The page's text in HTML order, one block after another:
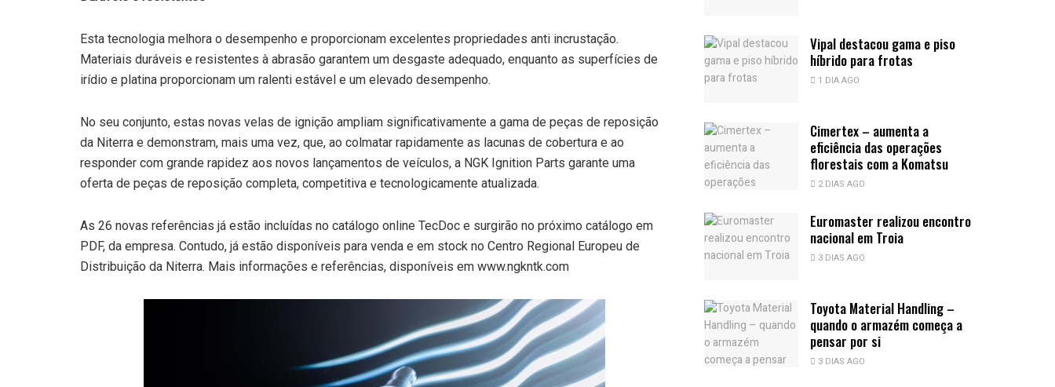
Esta tecnologia melhora o desempenho e proporcionam excelentes propriedades anti incrustação.
Materiais duráveis e resistentes à abrasão garantem um desgaste adequado, enquanto as superfícies de
irídio e platina proporcionam um ralenti estável e um elevado desempenho.
No seu conjunto, estas novas velas de ignição ampliam significativamente a gama de peças de reposição
da Niterra e demonstram, mais uma vez, que, ao colmatar rapidamente as lacunas de cobertura e ao
responder com grande rapidez aos novos lançamentos de veículos, a NGK Ignition Parts garante uma
oferta de peças de reposição completa, competitiva e tecnologicamente atualizada.
As 26 novas referências já estão incluídas no catálogo online TecDoc e surgirão no próximo catálogo em
PDF, da empresa. Contudo, já estão disponíveis para venda e em stock no Centro Regional Europeu de
Distribuição da Niterra. Mais informações e referências, disponíveis em www.ngkntk.com
Vipal destacou gama e piso
híbrido para frotas
1 DIA AGO
Cimertex – aumenta a
eficiência das operações
florestais com a Komatsu
2 DIAS AGO
Euromaster realizou encontro
nacional em Troia
3 DIAS AGO
Toyota Material Handling –
quando o armazém começa a
pensar por si
3 DIAS AGO